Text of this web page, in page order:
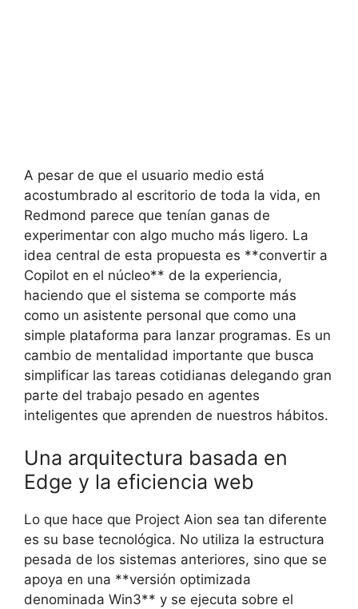
A pesar de que el usuario medio está
acostumbrado al escritorio de toda la vida, en
Redmond parece que tenían ganas de
experimentar con algo mucho más ligero. La
idea central de esta propuesta es **convertir a
Copilot en el núcleo** de la experiencia,
haciendo que el sistema se comporte más
como un asistente personal que como una
simple plataforma para lanzar programas. Es un
cambio de mentalidad importante que busca
simplificar las tareas cotidianas delegando gran
parte del trabajo pesado en agentes
inteligentes que aprenden de nuestros hábitos.
Una arquitectura basada en
Edge y la eficiencia web
Lo que hace que Project Aion sea tan diferente
es su base tecnológica. No utiliza la estructura
pesada de los sistemas anteriores, sino que se
apoya en una **versión optimizada
denominada Win3** y se ejecuta sobre el